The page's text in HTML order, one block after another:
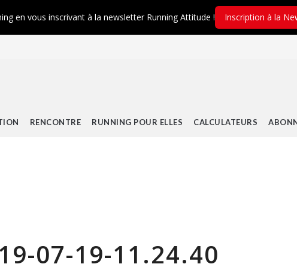
RENCONTRE RUNNING POUR ELLES CALCULATEURS
07-19-11.24.40
en vous inscrivant à la newsletter Running Attitude ! Inscription à la